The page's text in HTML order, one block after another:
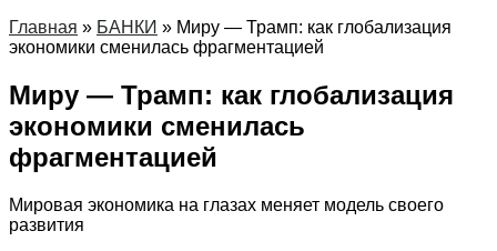
Главная » БАНКИ » Миру — Трамп: как глобализация
экономики сменилась фрагментацией
Миру — Трамп: как глобализация
экономики сменилась
фрагментацией
Мировая экономика на глазах меняет модель своего
развития